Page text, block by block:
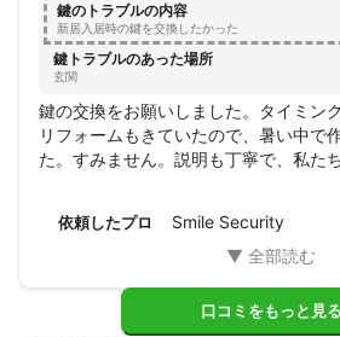
鍵のトラブルの内容
新居入居時の鍵を交換したかった
鍵トラブルのあった場所
玄関
鍵の交換をお願いしました。タイミン
リフォームもきていたので、暑い中で
た。すみません。説明も丁寧で、私た
依頼したプロ Smile Security
口コミをもっと見る